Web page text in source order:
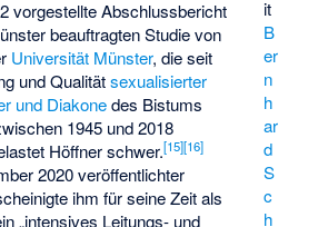
it
B
er
n
h
ar
d
S
c
h
vorgestellte Abschlussbericht
beauftragten Studie von
Universität Münster, die seit
und Qualitätsexualisierter
und Diakonedes Bistums
1945 und 2018
Höffner schwer.[15][16]
2020 veröffentlichter
ihm für seine Zeit als
„intensives Leitungs- und